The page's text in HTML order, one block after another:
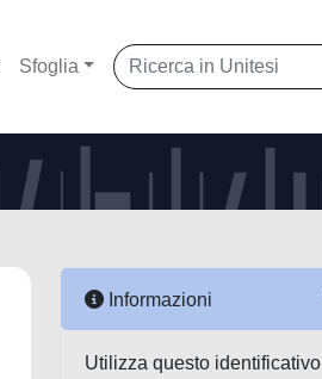
Sfoglia
Informazioni
Utilizza questo identificativo